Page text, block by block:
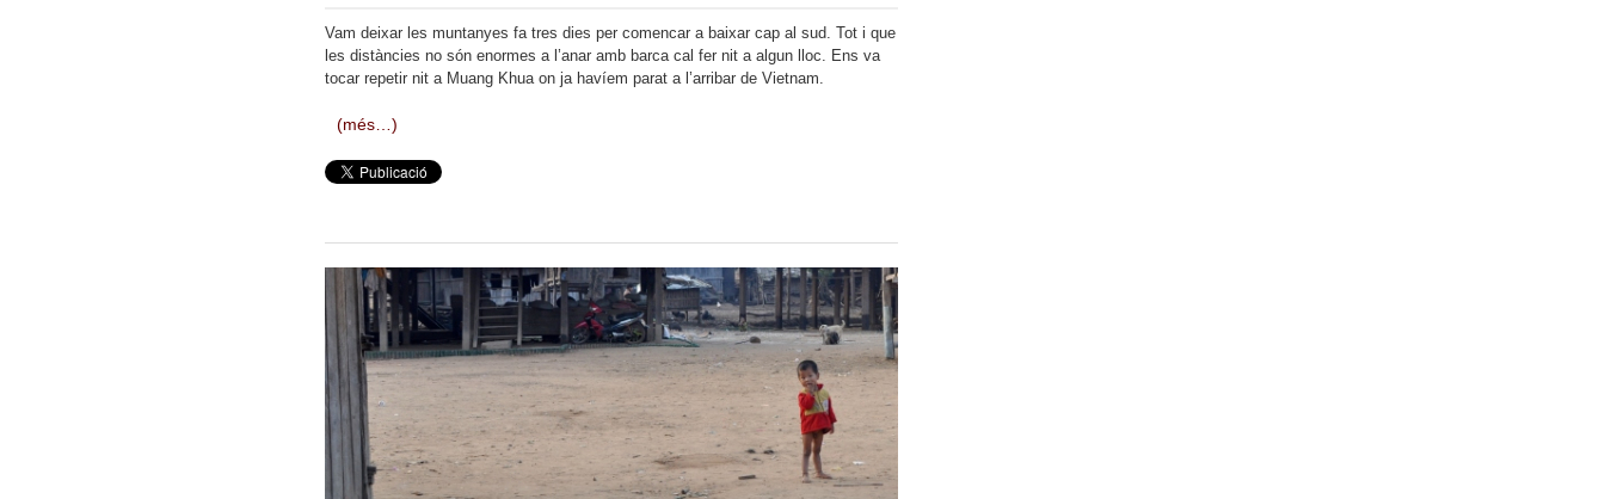
Vam deixar les muntanyes fa tres dies per comencar a baixar cap al sud. Tot i que
les distàncies no són enormes a l’anar amb barca cal fer nit a algun lloc. Ens va
tocar repetir nit a Muang Khua on ja havíem parat a l’arribar de Vietnam.
(més…)